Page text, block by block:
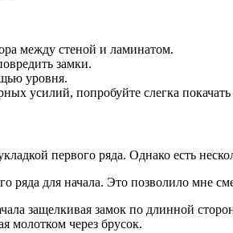
между стеной и ламинатом.
замки.
уровня.
усилий, попробуйте слегка
первого ряда. Однако есть
ряда для начала. Это позволило
защелкивая замок по длинной
молотком через брусок.